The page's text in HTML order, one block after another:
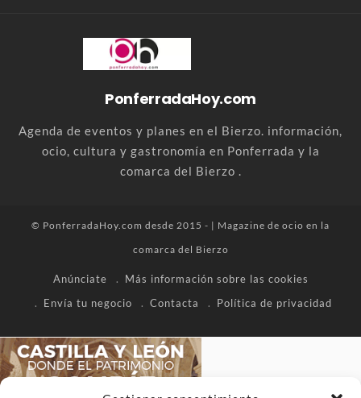
PonferradaHoy.com
Agenda de eventos y planes en el Bierzo. información,
ocio, cultura y gastronomía en Ponferrada y la
comarca del Bierzo .
© PonferradaHoy.com desde 2015 - | Magazine de ocio en la
comarca del Bierzo
Anúnciate
Más información sobre las cookies
Envía tu negocio
Contacta Política de privacidad